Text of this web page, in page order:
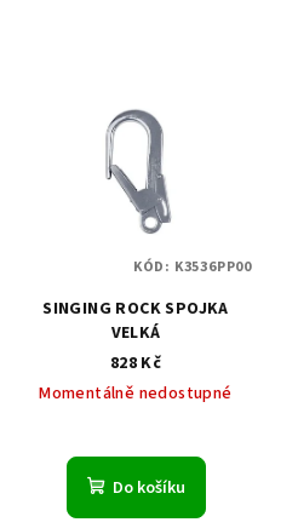
SINGING ROCK SPOJKA
VELKÁ
828 Kč
Momentálně nedostupné
Do košíku
KÓD: K3536PP00